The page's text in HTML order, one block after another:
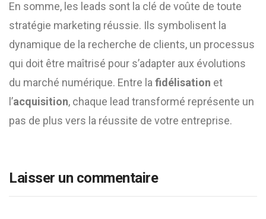
En somme, les leads sont la clé de voûte de toute
stratégie marketing réussie. Ils symbolisent la
dynamique de la recherche de clients, un processus
qui doit être maîtrisé pour s’adapter aux évolutions
du marché numérique. Entre lafidélisation et
l’acquisition, chaque lead transformé représente un
pas de plus vers la réussite de votre entreprise.
Laisser un commentaire